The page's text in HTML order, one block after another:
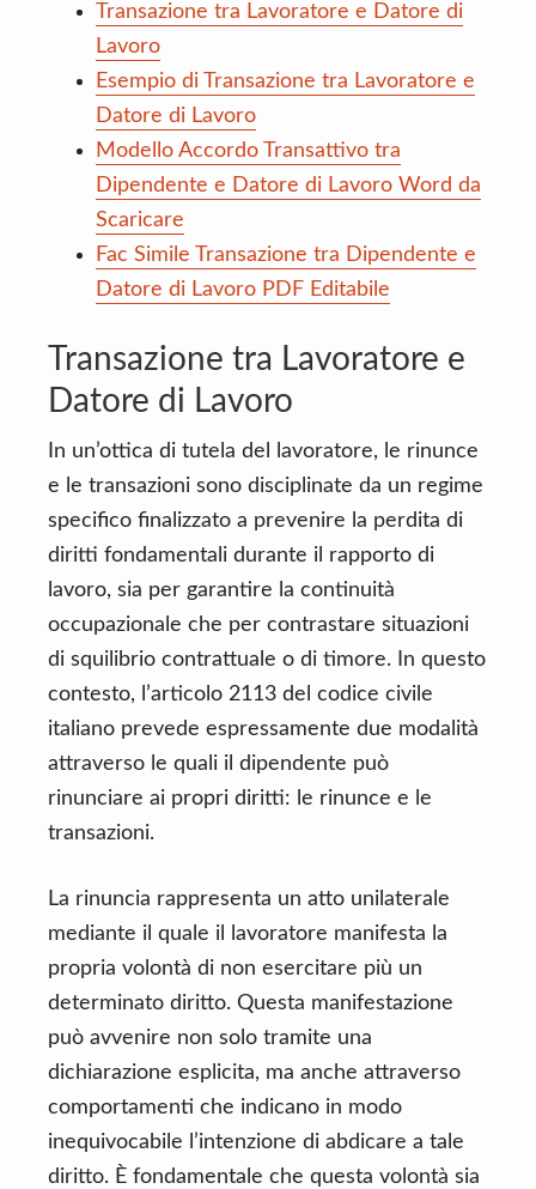
Transazione tra Lavoratore e Datore di
Lavoro
Esempio di Transazione tra Lavoratore e
Datore di Lavoro
Modello Accordo Transattivo tra
Dipendente e Datore di Lavoro Word da
Scaricare
Fac Simile Transazione tra Dipendente e
Datore di Lavoro PDF Editabile
Transazione tra Lavoratore e
Datore di Lavoro
In un’ottica di tutela del lavoratore, le rinunce
e le transazioni sono disciplinate da un regime
specifico finalizzato a prevenire la perdita di
diritti fondamentali durante il rapporto di
lavoro, sia per garantire la continuità
occupazionale che per contrastare situazioni
di squilibrio contrattuale o di timore. In questo
contesto, l’articolo 2113 del codice civile
italiano prevede espressamente due modalità
attraverso le quali il dipendente può
rinunciare ai propri diritti: le rinunce e le
transazioni.
La rinuncia rappresenta un atto unilaterale
mediante il quale il lavoratore manifesta la
propria volontà di non esercitare più un
determinato diritto. Questa manifestazione
può avvenire non solo tramite una
dichiarazione esplicita, ma anche attraverso
comportamenti che indicano in modo
inequivocabile l’intenzione di abdicare a tale
diritto. È fondamentale che questa volontà sia